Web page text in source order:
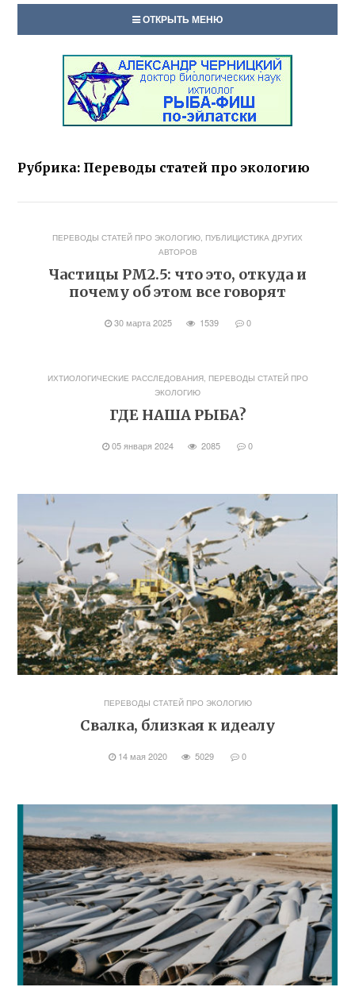
ОТКРЫТЬ МЕНЮ
Рубрика: Переводы статей про экологию
ПЕРЕВОДЫ СТАТЕЙ ПРО ЭКОЛОГИЮ, ПУБЛИЦИСТИКА ДРУГИХ
АВТОРОВ
Частицы РМ2.5: что это, откуда и
почему об этом все говорят
30 марта 2025 1539 0
ИХТИОЛОГИЧЕСКИЕ РАССЛЕДОВАНИЯ, ПЕРЕВОДЫ СТАТЕЙ ПРО
ЭКОЛОГИЮ
ГДЕ НАША РЫБА?
05 января 2024 2085 0
ПЕРЕВОДЫ СТАТЕЙ ПРО ЭКОЛОГИЮ
Свалка, близкая к идеалу
14 мая 2020 5029 0